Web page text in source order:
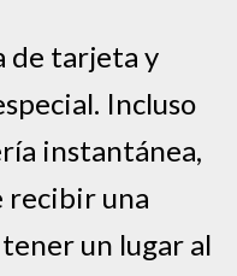
de tarjeta y
Incluso
instantánea,
recibir una
un lugar al